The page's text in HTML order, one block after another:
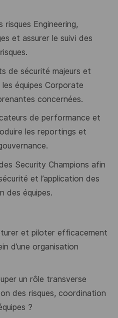
Engineering,
et assurer le suivi des
de sécurité majeurs et
équipes Corporate
concernées.
de performance et
les reportings et
Security Champions afin
et l’application des
des équipes.
et piloter efficacement
d’une organisation
un rôle transverse
des risques, coordination
?